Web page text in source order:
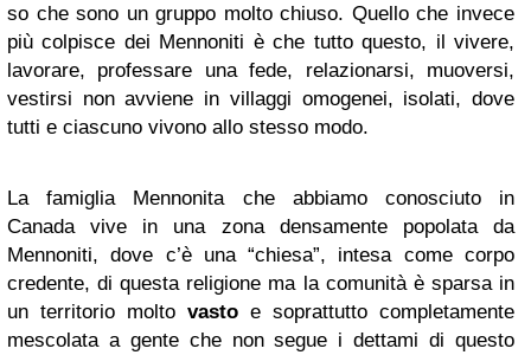
so che sono un gruppo molto chiuso. Quello che invece
più colpisce dei Mennoniti è che tutto questo, il vivere,
lavorare, professare una fede, relazionarsi, muoversi,
vestirsi non avviene in villaggi omogenei, isolati, dove
tutti e ciascuno vivono allo stesso modo.
La famiglia Mennonita che abbiamo conosciuto in
Canada vive in una zona densamente popolata da
Mennoniti, dove c’è una “chiesa”, intesa come corpo
credente, di questa religione ma la comunità è sparsa in
un territorio molto vasto e soprattutto completamente
mescolata a gente che non segue i dettami di questo